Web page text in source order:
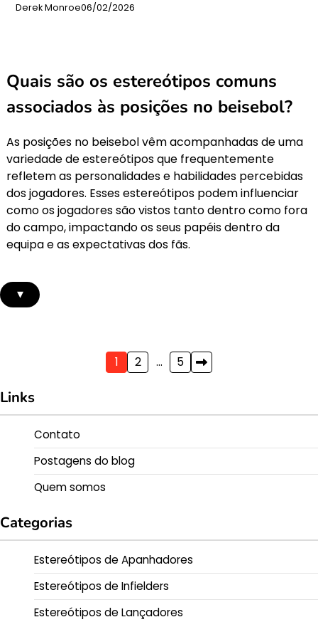
Derek Monroe06/02/2026
Quais são os estereótipos comuns
associados às posições no beisebol?
As posições no beisebol vêm acompanhadas de uma
variedade de estereótipos que frequentemente
refletem as personalidades e habilidades percebidas
dos jogadores. Esses estereótipos podem influenciar
como os jogadores são vistos tanto dentro como fora
do campo, impactando os seus papéis dentro da
equipa e as expectativas dos fãs.
▾
pagination
1 2 … 5
Links
Contato
Postagens do blog
Quem somos
Categorias
Estereótipos de Apanhadores
Estereótipos de Infielders
Estereótipos de Lançadores